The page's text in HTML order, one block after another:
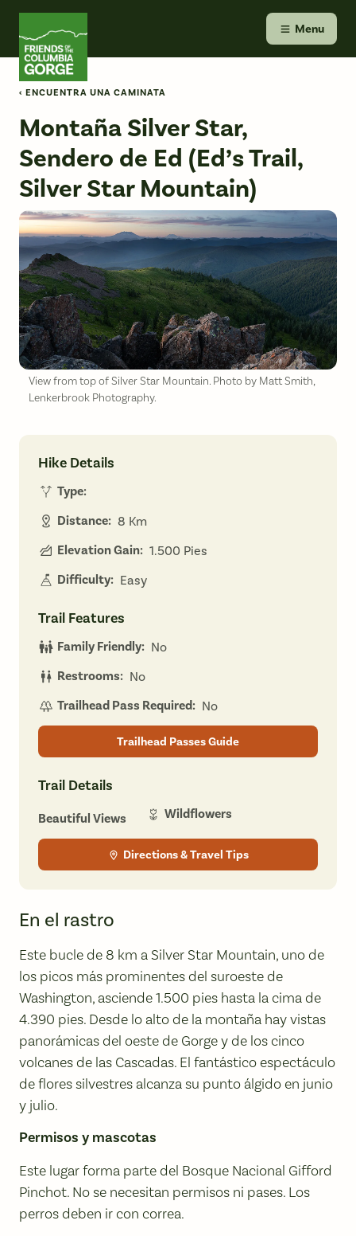
content
Menu
‹ ENCUENTRA UNA CAMINATA
Montaña Silver Star,
Sendero de Ed (Ed’s Trail,
Silver Star Mountain)
View from top of Silver Star Mountain. Photo by Matt Smith,
Lenkerbrook Photography.
Hike Details
Type:
Distance: 8 Km
Elevation Gain: 1.500 Pies
Difficulty: Easy
Trail Features
Family Friendly: No
Restrooms: No
Trailhead Pass Required: No
Trailhead Passes Guide
Trail Details
Beautiful Views Wildflowers
Directions & Travel Tips
En el rastro
Este bucle de 8 km a Silver Star Mountain, uno de
los picos más prominentes del suroeste de
Washington, asciende 1.500 pies hasta la cima de
4.390 pies. Desde lo alto de la montaña hay vistas
panorámicas del oeste de Gorge y de los cinco
volcanes de las Cascadas. El fantástico espectáculo
de flores silvestres alcanza su punto álgido en junio
y julio.
Permisos y mascotas
Este lugar forma parte del Bosque Nacional Gifford
Pinchot. No se necesitan permisos ni pases. Los
perros deben ir con correa.